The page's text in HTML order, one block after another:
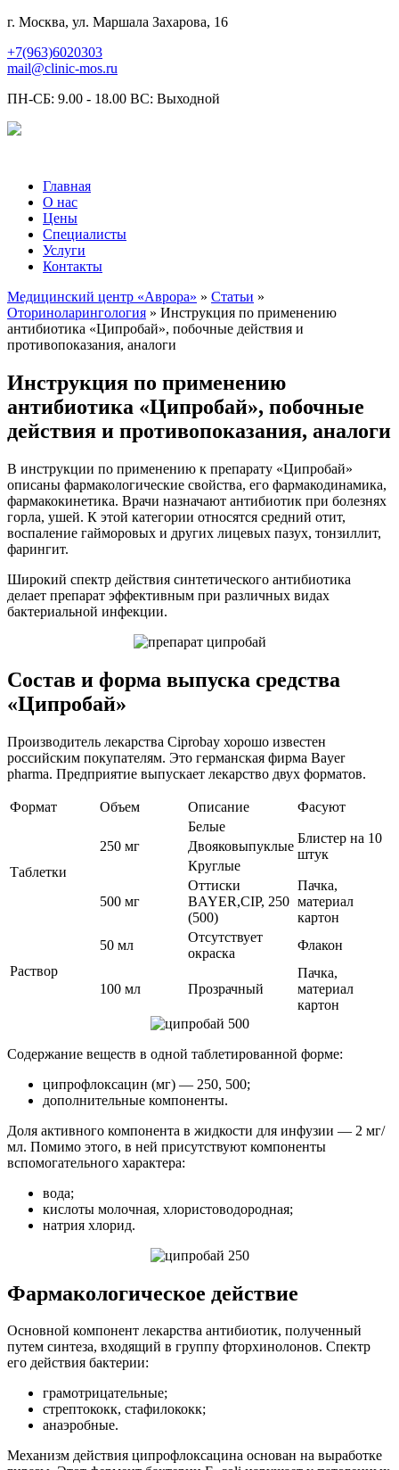
г. Москва, ул. Маршала Захарова, 16
+7(963)6020303
mail@clinic-mos.ru
ПН-СБ: 9.00 - 18.00 ВС: Выходной
Главная
О нас
Цены
Специалисты
Услуги
Контакты
Медицинский центр «Аврора» » Статьи »
Оториноларингология » Инструкция по применению
антибиотика «Ципробай», побочные действия и
противопоказания, аналоги
Инструкция по применению
антибиотика «Ципробай», побочные
действия и противопоказания, аналоги
В инструкции по применению к препарату «Ципробай»
описаны фармакологические свойства, его фармакодинамика,
фармакокинетика. Врачи назначают антибиотик при болезнях
горла, ушей. К этой категории относятся средний отит,
воспаление гайморовых и других лицевых пазух, тонзиллит,
фарингит.
Широкий спектр действия синтетического антибиотика
делает препарат эффективным при различных видах
бактериальной инфекции.
Состав и форма выпуска средства
«Ципробай»
Производитель лекарства Ciprobay хорошо известен
российским покупателям. Это германская фирма Bayer
pharma. Предприятие выпускает лекарство двух форматов.
Формат Объем Описание Фасуют
Таблетки
250 мг
Белые
Блистер на 10
штук
Двояковыпуклые
Круглые
500 мг
Оттиски
BAYER,CIP, 250
(500)
Пачка,
материал
картон
Раствор
50 мл
Отсутствует
окраска
Флакон
100 мл Прозрачный
Пачка,
материал
картон
Содержание веществ в одной таблетированной форме:
ципрофлоксацин (мг) — 250, 500;
дополнительные компоненты.
Доля активного компонента в жидкости для инфузии — 2 мг/
мл. Помимо этого, в ней присутствуют компоненты
вспомогательного характера:
вода;
кислоты молочная, хлористоводородная;
натрия хлорид.
Фармакологическое действие
Основной компонент лекарства антибиотик, полученный
путем синтеза, входящий в группу фторхинолонов. Спектр
его действия бактерии:
грамотрицательные;
стрептококк, стафилококк;
анаэробные.
Механизм действия ципрофлоксацина основан на выработке